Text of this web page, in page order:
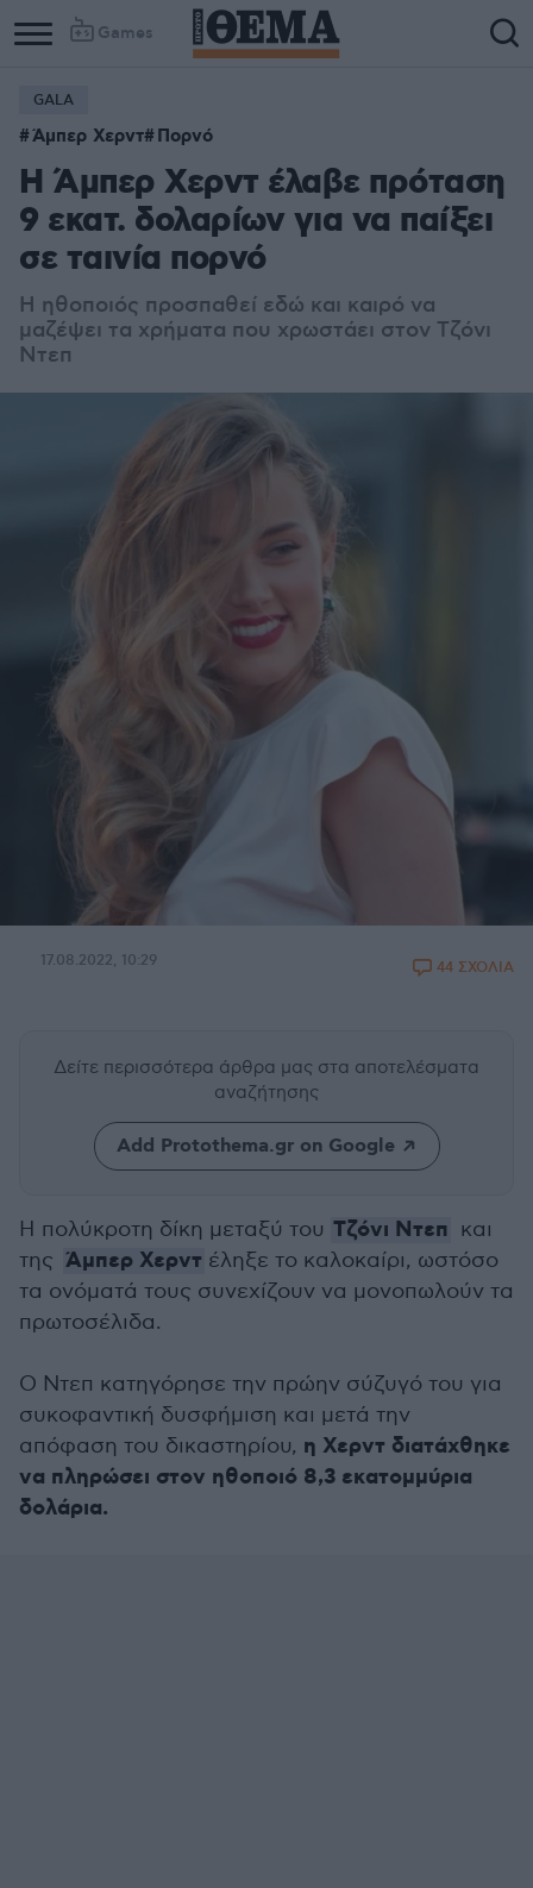
Games
GALA
Άμπερ Χερντ Πορνό
Η Άμπερ Χερντ έλαβε πρόταση
9 εκατ. δολαρίων για να παίξει
σε ταινία πορνό
Η ηθοποιός προσπαθεί εδώ και καιρό να
μαζέψει τα χρήματα που χρωστάει στον Τζόνι
Ντεπ
17.08.2022, 10:29 44 ΣΧΟΛΙΑ
Δείτε περισσότερα άρθρα μας στα αποτελέσματα
αναζήτησης
Add Protothema.gr on Google
Η πολύκροτη δίκη μεταξύ του Τζόνι Ντεπ και
της Άμπερ Χερντ έληξε το καλοκαίρι, ωστόσο
τα ονόματά τους συνεχίζουν να μονοπωλούν τα
πρωτοσέλιδα.
Ο Ντεπ κατηγόρησε την πρώην σύζυγό του για
συκοφαντική δυσφήμιση και μετά την
απόφαση του δικαστηρίου, η Χερντ διατάχθηκε
να πληρώσει στον ηθοποιό 8,3 εκατομμύρια
δολάρια.